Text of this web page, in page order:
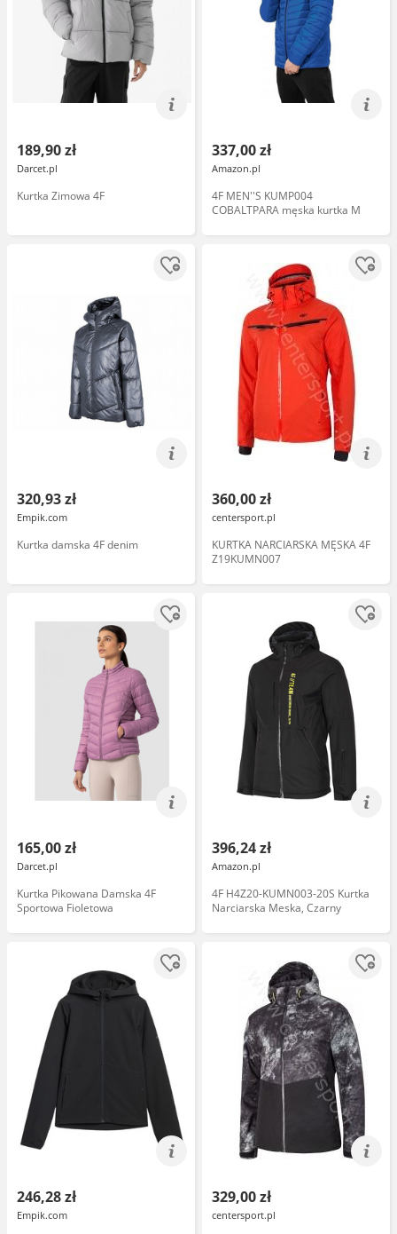
189,90 zł
Darcet.pl
Kurtka Zimowa 4F
337,00 zł
Amazon.pl
4F MEN''S KUMP004
COBALTPARA męska kurtka M
320,93 zł
Empik.com
Kurtka damska 4F denim
360,00 zł
centersport.pl
KURTKA NARCIARSKA MĘSKA 4F
Z19KUMN007
165,00 zł
Darcet.pl
Kurtka Pikowana Damska 4F
Sportowa Fioletowa
396,24 zł
Amazon.pl
4F H4Z20-KUMN003-20S Kurtka
Narciarska Meska, Czarny
246,28 zł
Empik.com
329,00 zł
centersport.pl